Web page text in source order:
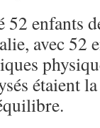
enfants
avec 52
étaient